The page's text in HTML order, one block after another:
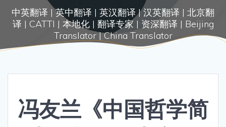
中英翻译 | 英中翻译 | 英汉翻译 | 汉英翻译 | 北京翻
译 | CATTI | 本地化 | 翻译专家 | 资深翻译 | Beijing
Translator | China Translator
冯友兰《中国哲学简